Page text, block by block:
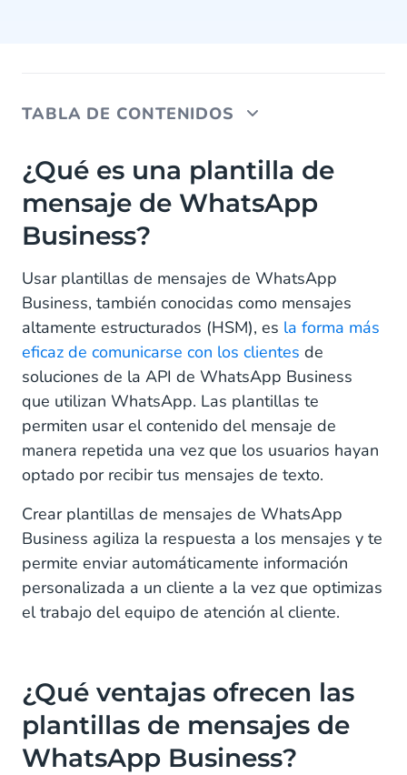
TABLA DE CONTENIDOS
¿Qué es una plantilla de mensaje de WhatsApp
Business?
¿Qué ventajas ofrecen las plantillas de mensajes
de WhatsApp Business?
¿Qué ventajas ofrecen los botones de WhatsApp
Business?
Dos formas de utilizar los botones de
WhatsApp Business
¿Qué aspecto tiene una plantilla de mensaje de
WhatsApp Business?
¿Cuáles son las plantillas de mensajes de
WhatsApp Business más populares?
¿Cómo registrar plantillas de WhatsApp Business?
Empieza a enviar plantillas de mensajes de
WhatsApp desde Campaigns
¿Qué es una plantilla de
mensaje de WhatsApp
Business?
Usar plantillas de mensajes de WhatsApp
Business, también conocidas como mensajes
altamente estructurados (HSM), es la forma más
eficaz de comunicarse con los clientes de
soluciones de la API de WhatsApp Business
que utilizan WhatsApp. Las plantillas te
permiten usar el contenido del mensaje de
manera repetida una vez que los usuarios hayan
optado por recibir tus mensajes de texto.
Crear plantillas de mensajes de WhatsApp
Business agiliza la respuesta a los mensajes y te
permite enviar automáticamente información
personalizada a un cliente a la vez que optimizas
el trabajo del equipo de atención al cliente.
¿Qué ventajas ofrecen las
plantillas de mensajes de
WhatsApp Business?